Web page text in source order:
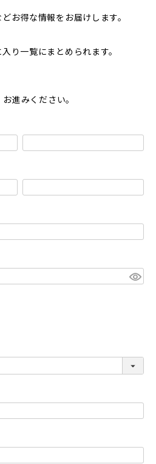
お得な情報をお届けします。
り一覧にまとめられます。
進みください。